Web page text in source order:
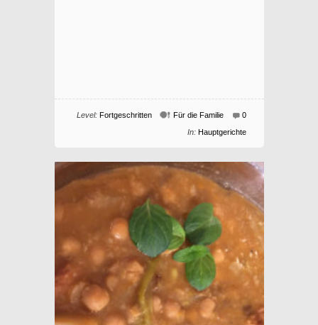
0
Für die Familie
Level: Fortgeschritten
In: Hauptgerichte